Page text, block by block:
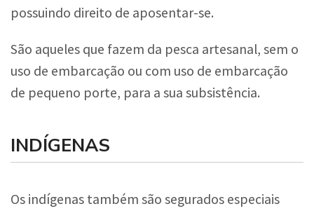
possuindo direito de aposentar-se.
São aqueles que fazem da pesca artesanal, sem o
uso de embarcação ou com uso de embarcação
de pequeno porte, para a sua subsistência.
INDÍGENAS
Os indígenas também são segurados especiais